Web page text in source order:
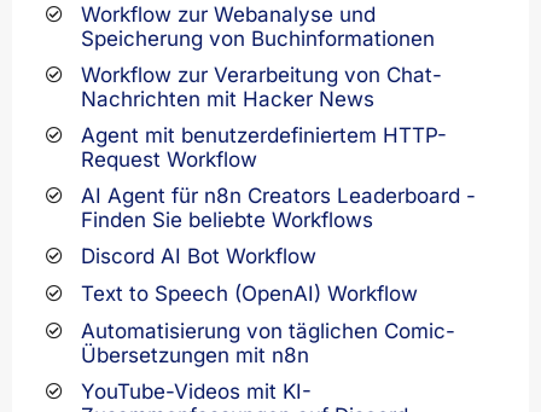
Workflow zur Webanalyse und
Speicherung von Buchinformationen
Workflow zur Verarbeitung von Chat-
Nachrichten mit Hacker News
Agent mit benutzerdefiniertem HTTP-
Request Workflow
AI Agent für n8n Creators Leaderboard -
Finden Sie beliebte Workflows
Discord AI Bot Workflow
Text to Speech (OpenAI) Workflow
Automatisierung von täglichen Comic-
Übersetzungen mit n8n
YouTube-Videos mit KI-